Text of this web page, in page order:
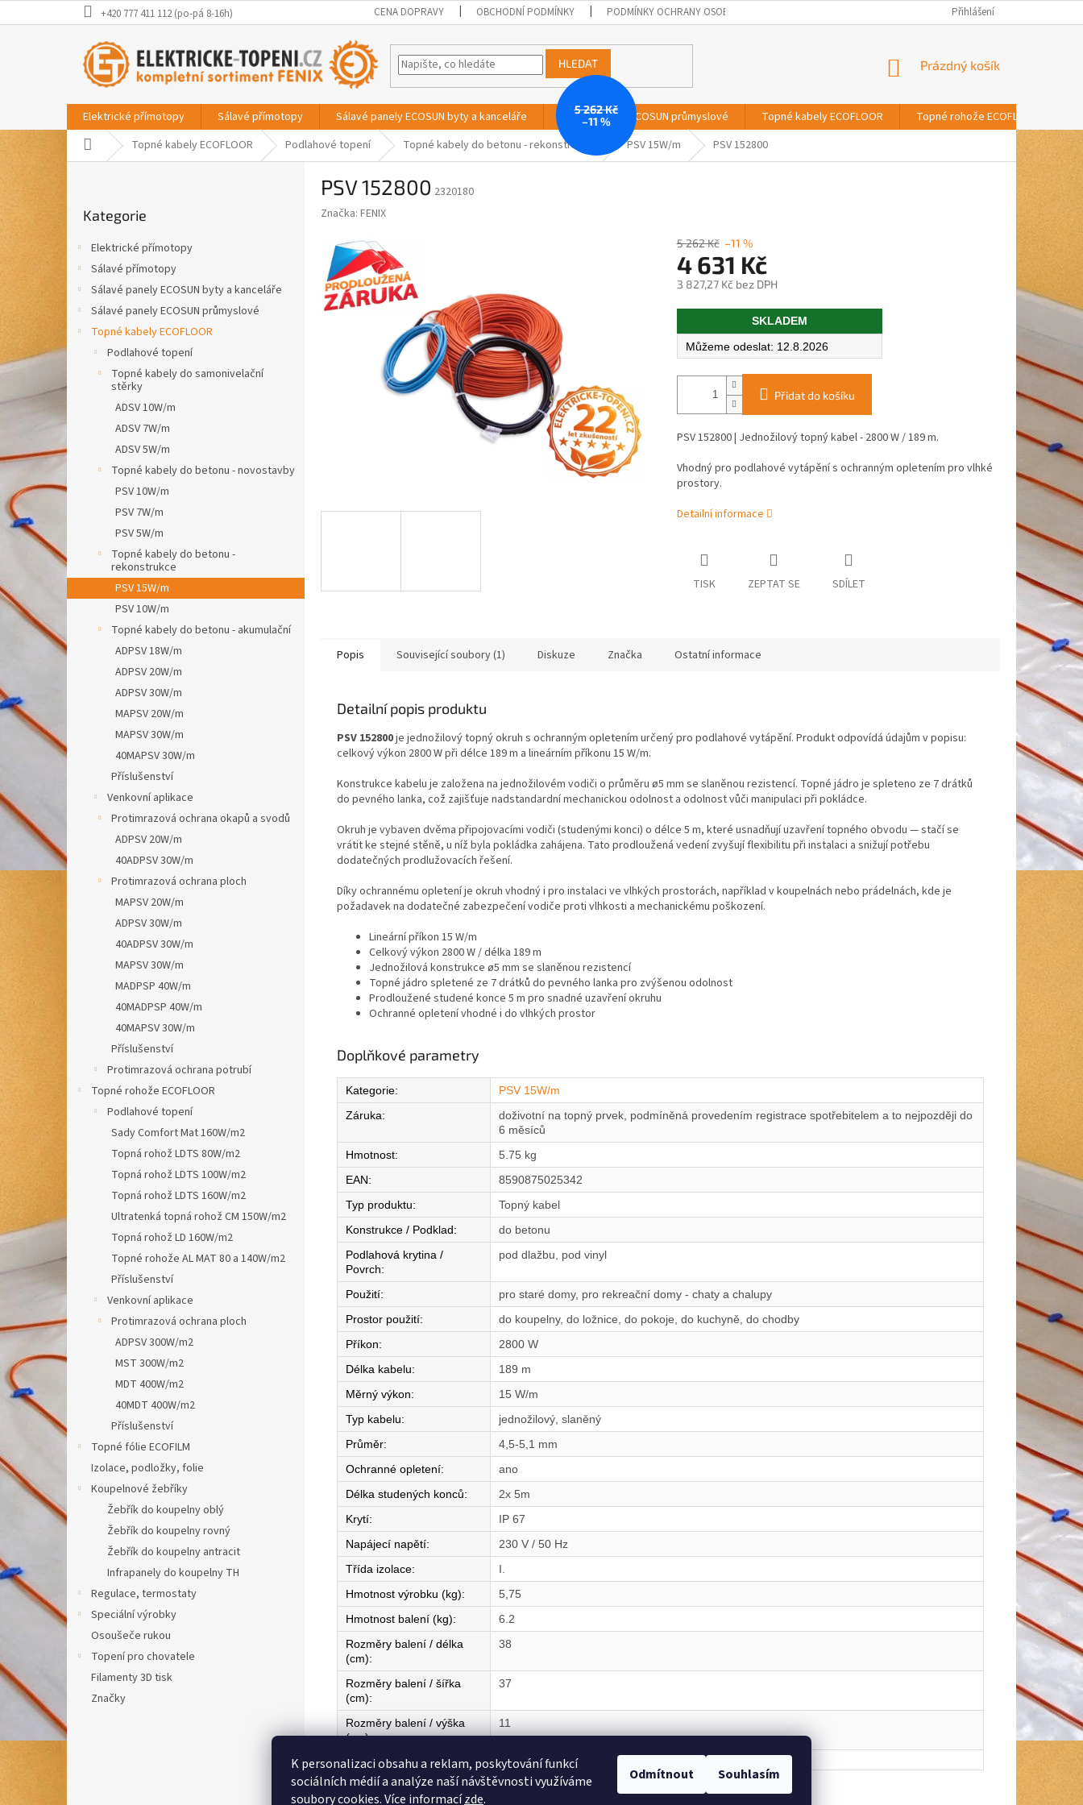
K personalizaci obsahu a reklam, poskytování funkcí
sociálních médií a analýze naší návštěvnosti využíváme
soubory cookies. Více informacízde.
Odmítnout Souhlasím
na
+420 777 411 112 (po-pá 8-16h) CENA DOPRAVY OBCHODNÍ PODMÍNKY PODMÍNKY OCHRANY OSOBNÍCH ÚDAJŮ Přihlášení
HLEDAT
NÁKUPNÍ
Prázdný košík
Elektrické přímotopy Sálavé přímotopy Sálavé panely ECOSUN byty a kanceláře Sálavé panely ECOSUN průmyslové Topné kabely ECOFLOOR Topné rohože ECOFLOOR
Domů Topné kabely ECOFLOOR Podlahové topení Topné kabely do betonu - rekonstrukce PSV 15W/m PSV 152800
a
e
kategorie
Kategorie
Elektrické přímotopy
Sálavé přímotopy
Sálavé panely ECOSUN byty a kanceláře
Sálavé panely ECOSUN průmyslové
Topné kabely ECOFLOOR
Podlahové topení
Topné kabely do samonivelační
stěrky
ADSV 10W/m
ADSV 7W/m
ADSV 5W/m
Topné kabely do betonu - novostavby
PSV 10W/m
PSV 7W/m
PSV 5W/m
Topné kabely do betonu -
rekonstrukce
PSV 15W/m
PSV 10W/m
Topné kabely do betonu - akumulační
ADPSV 18W/m
ADPSV 20W/m
ADPSV 30W/m
MAPSV 20W/m
MAPSV 30W/m
40MAPSV 30W/m
Příslušenství
Venkovní aplikace
Protimrazová ochrana okapů a svodů
ADPSV 20W/m
40ADPSV 30W/m
Protimrazová ochrana ploch
MAPSV 20W/m
ADPSV 30W/m
40ADPSV 30W/m
MAPSV 30W/m
MADPSP 40W/m
40MADPSP 40W/m
40MAPSV 30W/m
Příslušenství
Protimrazová ochrana potrubí
Topné rohože ECOFLOOR
Podlahové topení
Sady Comfort Mat 160W/m2
Topná rohož LDTS 80W/m2
Topná rohož LDTS 100W/m2
Topná rohož LDTS 160W/m2
Ultratenká topná rohož CM 150W/m2
Topná rohož LD 160W/m2
Topné rohože AL MAT 80 a 140W/m2
Příslušenství
Venkovní aplikace
Protimrazová ochrana ploch
ADPSV 300W/m2
MST 300W/m2
MDT 400W/m2
40MDT 400W/m2
Příslušenství
Topné fólie ECOFILM
Izolace, podložky, folie
Koupelnové žebříky
Žebřík do koupelny oblý
Žebřík do koupelny rovný
Žebřík do koupelny antracit
Infrapanely do koupelny TH
Regulace, termostaty
Speciální výrobky
Osoušeče rukou
Topení pro chovatele
Filamenty 3D tisk
Značky
PSV 152800 2320180
Značka: FENIX
5 262 Kč
–11 %
5 262 Kč –11 %
4 631 Kč
3 827,27 Kč bez DPH
Měrná
SKLADEM
12.8.2026
Přidat do košíku
PSV 152800 | Jednožilový topný kabel - 2800 W / 189 m.
Vhodný pro podlahové vytápění s ochranným opletením pro vlhké
prostory.
Detailní informace
TISK ZEPTAT SE SDÍLET
Popis Související soubory (1) Diskuze Značka Ostatní informace
Detailní popis produktu
PSV 152800je jednožilový topný okruh s ochranným opletením určený pro podlahové vytápění. Produkt odpovídá údajům v popisu:
celkový výkon 2800 W při délce 189 m a lineárním příkonu 15 W/m.
Konstrukce kabelu je založena na jednožilovém vodiči o průměru ø5 mm se slaněnou rezistencí. Topné jádro je spleteno ze 7 drátků
do pevného lanka, což zajišťuje nadstandardní mechanickou odolnost a odolnost vůči manipulaci při pokládce.
Okruh je vybaven dvěma připojovacími vodiči (studenými konci) o délce 5 m, které usnadňují uzavření topného obvodu — stačí se
vrátit ke stejné stěně, u níž byla pokládka zahájena. Tato prodloužená vedení zvyšují flexibilitu při instalaci a snižují potřebu
dodatečných prodlužovacích řešení.
Díky ochrannému opletení je okruh vhodný i pro instalaci ve vlhkých prostorách, například v koupelnách nebo prádelnách, kde je
požadavek na dodatečné zabezpečení vodiče proti vlhkosti a mechanickému poškození.
Lineární příkon 15 W/m
Celkový výkon 2800 W / délka 189 m
Jednožilová konstrukce ø5 mm se slaněnou rezistencí
Topné jádro spletené ze 7 drátků do pevného lanka pro zvýšenou odolnost
Prodloužené studené konce 5 m pro snadné uzavření okruhu
Ochranné opletení vhodné i do vlhkých prostor
Doplňkové parametry
Kategorie:
PSV 15W/m
Záruka:
doživotní na topný prvek, podmíněná provedením registrace spotřebitelem a to nejpozději do
6 měsíců
Hmotnost:
5.75 kg
EAN:
8590875025342
Typ produktu:
Topný kabel
Konstrukce / Podklad:
do betonu
Podlahová krytina /
Povrch:
pod dlažbu, pod vinyl
Použití:
pro staré domy, pro rekreační domy - chaty a chalupy
Prostor použití:
do koupelny, do ložnice, do pokoje, do kuchyně, do chodby
Příkon:
2800 W
Délka kabelu:
189 m
Měrný výkon:
15 W/m
Typ kabelu:
jednožilový, slaněný
Průměr:
4,5-5,1 mm
Ochranné opletení:
ano
Délka studených konců:
2x 5m
Krytí:
IP 67
Napájecí napětí:
230 V / 50 Hz
Třída izolace:
I.
Hmotnost výrobku (kg):
5,75
Hmotnost balení (kg):
6.2
Rozměry balení / délka
(cm):
38
Rozměry balení / šířka
(cm):
37
Rozměry balení / výška
(cm):
11
Země původu: CZ